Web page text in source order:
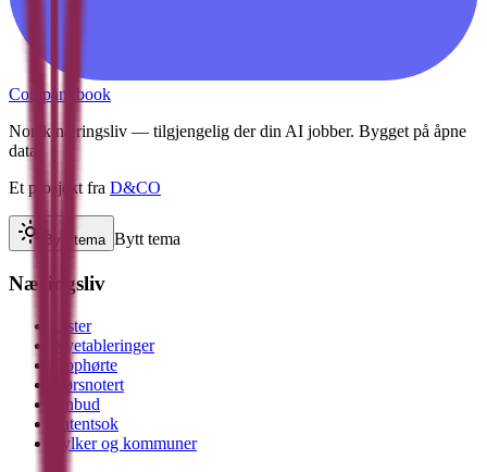
Companybook
Norsk næringsliv — tilgjengelig der din AI jobber. Bygget på åpne
data.
Et prosjekt fra D&CO
Bytt tema Bytt tema
Næringsliv
Lister
Nyetableringer
Opphørte
Børsnotert
Anbud
Patentsok
Fylker og kommuner